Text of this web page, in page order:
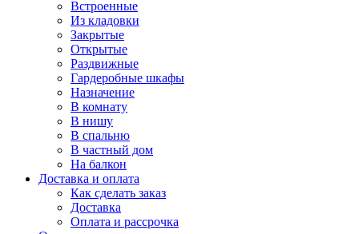
Встроенные
Из кладовки
Закрытые
Открытые
Раздвижные
Гардеробные шкафы
Назначение
В комнату
В нишу
В спальню
В частный дом
На балкон
Доставка и оплата
Как сделать заказ
Доставка
Оплата и рассрочка